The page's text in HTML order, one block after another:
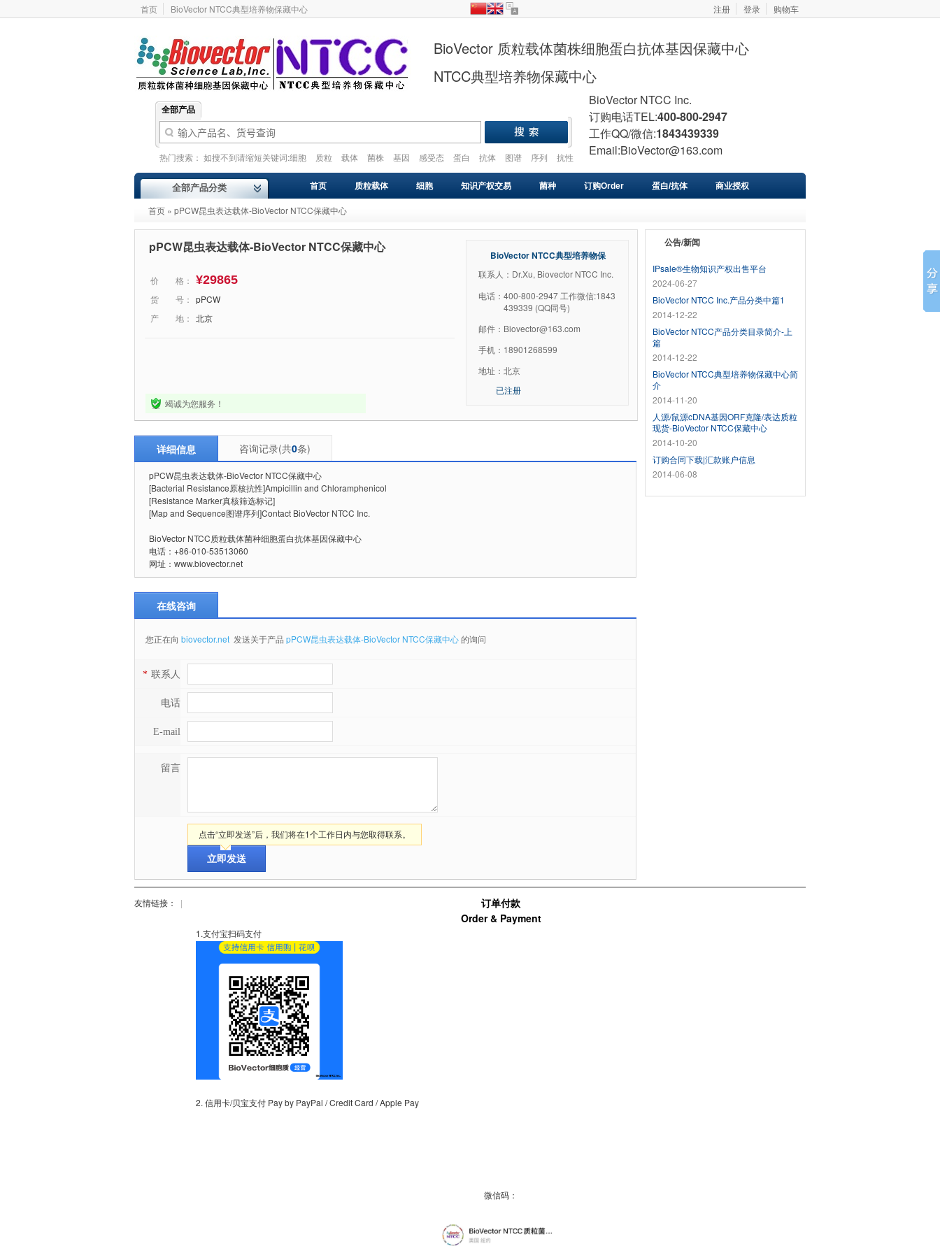
首页 BioVector NTCC典型培养物保藏中心 注册 登录 购物车
BioVector 质粒载体菌株细胞蛋白抗体基因保藏中心
NTCC典型培养物保藏中心
全部产品
热门搜索： 如搜不到请缩短关键词:细胞 质粒 载体 菌株 基因 感受态 蛋白 抗体 图谱 序列
抗性
BioVector NTCC Inc.
订购电话TEL:400-800-2947
工作QQ/微信:1843439339
Email:BioVector@163.com
全部产品分类 首页 质粒载体 细胞 知识产权交易 菌种 订购Order 蛋白/抗体 商业授权
基因库
首页 » pPCW昆虫表达载体-BioVector NTCC保藏中心
pPCW昆虫表达载体-BioVector NTCC保藏中心
价 格： ¥29865
货 号： pPCW
产 地： 北京
竭诚为您服务！
BioVector NTCC典型培养物保
联系人：Dr.Xu, Biovector NTCC Inc.
电话： 400-800-2947 工作微信:1843
439339 (QQ同号)
邮件： Biovector@163.com
手机： 18901268599
地址： 北京
已注册
详细信息 咨询记录(共0条)
pPCW昆虫表达载体-BioVector NTCC保藏中心
[Bacterial Resistance原核抗性]Ampicillin and Chloramphenicol
[Resistance Marker真核筛选标记]
[Map and Sequence图谱序列]Contact BioVector NTCC Inc.
BioVector NTCC质粒载体菌种细胞蛋白抗体基因保藏中心
电话：+86-010-53513060
网址：www.biovector.net
在线咨询
您正在向 biovector.net 发送关于产品 pPCW昆虫表达载体-BioVector NTCC保藏中心的询问
* 联系人
电话
E-mail
留言
点击“立即发送”后，我们将在1个工作日内与您取得联系。
公告/新闻
IPsale®生物知识产权出售平台
2024-06-27
BioVector NTCC Inc.产品分类中篇1
2014-12-22
BioVector NTCC产品分类目录简介-上
篇
2014-12-22
BioVector NTCC典型培养物保藏中心简
介
2014-11-20
人源/鼠源cDNA基因ORF克隆/表达质粒
现货-BioVector NTCC保藏中心
2014-10-20
订购合同下载|汇款账户信息
2014-06-08
友情链接： |
订单付款
Order & Payment
1.支付宝扫码支付
2. 信用卡/贝宝支付 Pay by PayPal / Credit Card / Apple Pay
微信码：